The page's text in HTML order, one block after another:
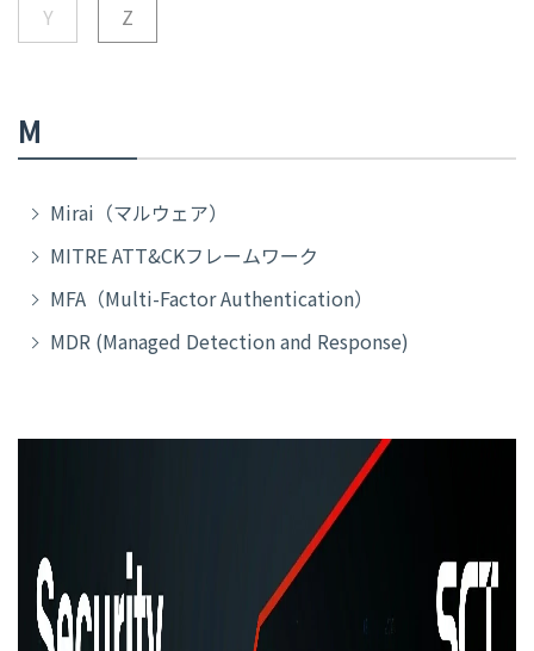
Y Z
M
Mirai（マルウェア）
MITRE ATT&CKフレームワーク
MFA（Multi-Factor Authentication）
MDR (Managed Detection and Response)